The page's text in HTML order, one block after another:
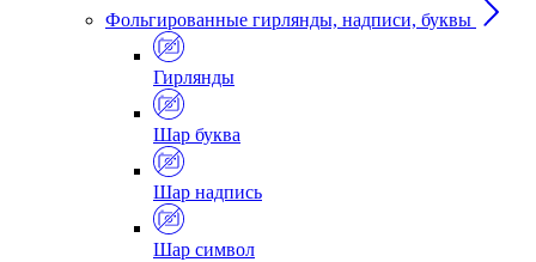
Фольгированные гирлянды, надписи, буквы
Гирлянды
Шар буква
Шар надпись
Шар символ